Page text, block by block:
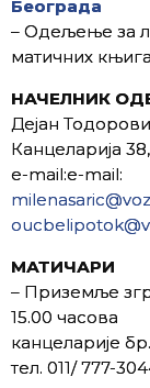
Београда
– Одељење за
матичних
НАЧЕЛНИК
Дејан
Канцеларија
e-mail:e-mail:
МАТИЧАРИ
– Приземље
15.00 часова
канцеларије
тел. 011/ 777-